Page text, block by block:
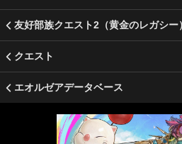
友好部族クエスト2（黄金のレガシー）
クエスト
エオルゼアデータベース